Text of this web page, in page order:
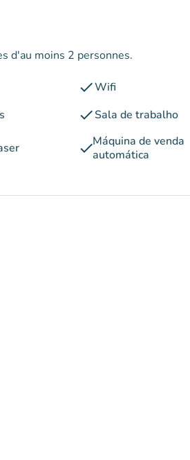
d'au moins 2 personnes.
checkWifi
checkSala de trabalho
checkMáquina de venda
automática